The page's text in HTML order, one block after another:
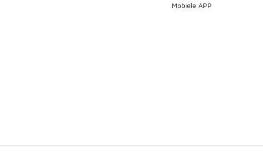
Mobiele APP